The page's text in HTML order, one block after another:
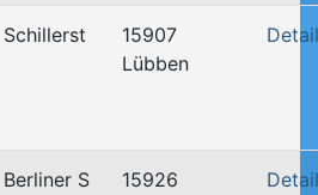
Schillerst
15907
Lübben
Berliner S
15926